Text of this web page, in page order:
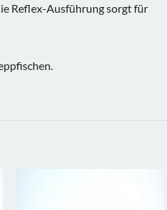
Reflex-Ausführung sorgt für